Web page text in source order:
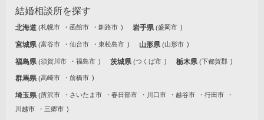
結婚相談所を探す
北海道 札幌市 函館市 釧路市 岩手県 盛岡市
宮城県 富谷市 仙台市 東松島市 山形県 山形市
福島県 須賀川市 福島市 茨城県 つくば市 栃木県 下都賀郡
群馬県 高崎市 前橋市
埼玉県 所沢市 さいたま市 春日部市 川口市 越谷市
行田市
川越市
三郷市